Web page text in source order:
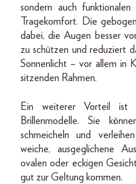
sondern auch
Tragekomfort. Die
dabei, die Augen besser
zu schützen und reduziert
Sonnenlicht – vor allem in
sitzenden Rahmen.
Ein weiterer Vorteil ist
Brillenmodelle. Sie
schmeicheln und
weiche, ausgeglichene
ovalen oder eckigen
gut zur Geltung kommen.